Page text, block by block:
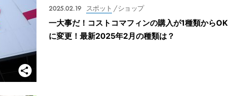
2025.02.19 スポット / ショップ
一大事だ！コストコマフィンの購入が1種類からOK
に変更！最新2025年2月の種類は？